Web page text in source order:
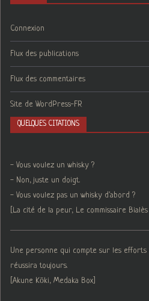
Connexion
Flux des publications
Flux des commentaires
Site de WordPress-FR
QUELQUES CITATIONS
- Vous voulez un whisky ?
- Non, juste un doigt.
- Vous voulez pas un whisky d'abord ?
[La cité de la peur, Le commissaire
Une personne qui compte sur les efforts
réussira toujours.
[Akune Kōki, Medaka Box]